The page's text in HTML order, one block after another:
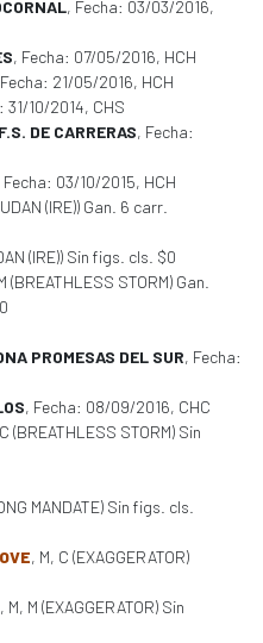
, Fecha: 03/03/2016,
, Fecha: 07/05/2016, HCH
21/05/2016, HCH
31/10/2014, CHS
DE CARRERAS, Fecha:
Fecha: 03/10/2015, HCH
(IRE)) Gan. 6 carr.
(IRE)) Sin figs. cls. $0
(BREATHLESS STORM) Gan.
PROMESAS DEL SUR, Fecha:
, Fecha: 08/09/2016, CHC
(BREATHLESS STORM) Sin
MANDATE) Sin figs. cls.
, M, C (EXAGGERATOR)
, M, M (EXAGGERATOR) Sin